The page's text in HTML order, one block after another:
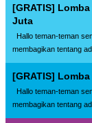
[GRATIS]
Juta
Hallo teman-teman
membagikan tentang
[GRATIS]
Hallo teman-teman
membagikan tentang